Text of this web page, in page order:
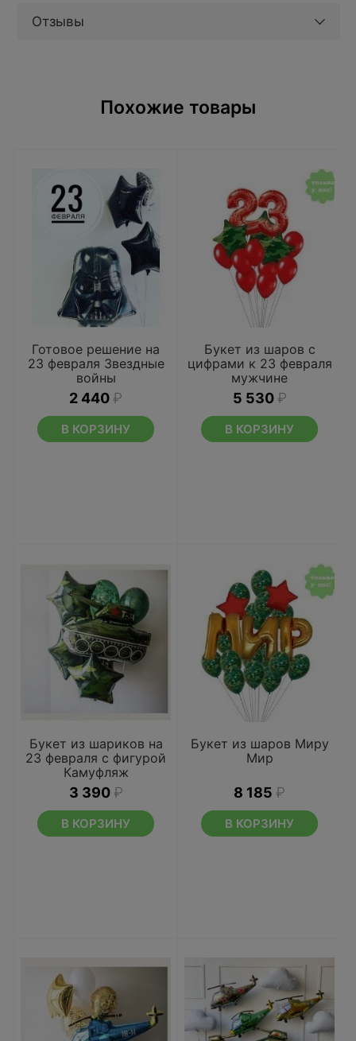
Отзывы
Похожие товары
Готовое решение на
23 февраля Звездные
войны
2 440 ₽
В КОРЗИНУ
Букет из шаров с
цифрами к 23 февраля
мужчине
5 530 ₽
В КОРЗИНУ
Букет из шариков на
23 февраля с фигурой
Камуфляж
3 390 ₽
В КОРЗИНУ
Букет из шаров Миру
Мир
8 185 ₽
В КОРЗИНУ